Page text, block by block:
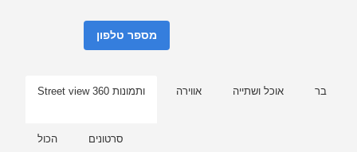
מספר טלפון
Street view ותמונות 360 אווירה אוכל ושתייה בר
הכול סרטונים